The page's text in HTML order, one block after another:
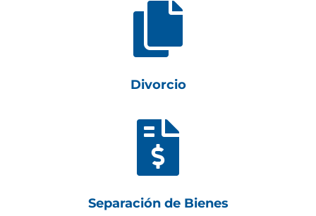

Divorcio

Separación de Bienes